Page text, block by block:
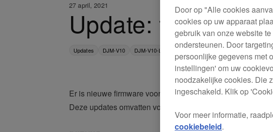
27 april, 2021
Update: firmware
Updates DJM-V10 DJM-V10-LF
Er is nieuwe firmware voor de DJM-V10 en DJM-V10-LF
Deze updates omvatten volgende veranderingen.
Door op "Alle cookies
cookies op uw apparaat
gebruik van onze website
ondersteunen. Door
persoonlijke gegevens met
instellingen' om uw
noodzakelijke cookies. Die
ingeschakeld. Klik op
Voor meer informatie,
cookiebeleid.